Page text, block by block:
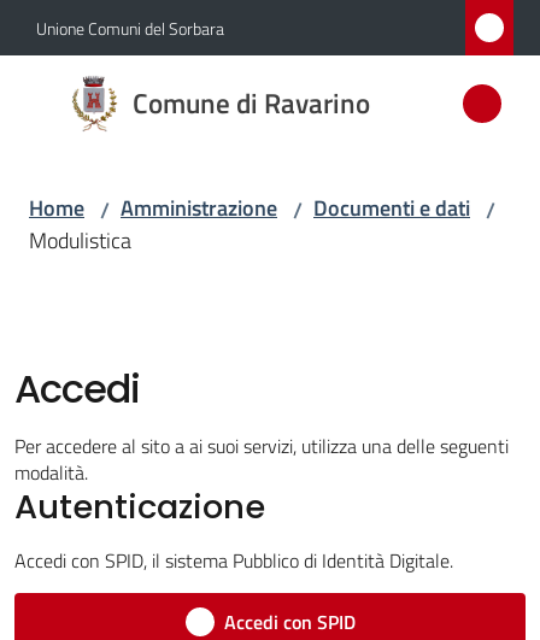
Vai al contenuto
Vai alla navigazione
Vai al footer
Unione Comuni del Sorbara
Comune di Ravarino
Comune
di
Servizi
Vivere
Ravarino
Home / Amministrazione / Documenti e dati /
Modulistica
Accedi
Per accedere al sito a ai suoi servizi, utilizza una delle seguenti
modalità.
Autenticazione
Accedi con SPID, il sistema Pubblico di Identità Digitale.
Accedi con SPID